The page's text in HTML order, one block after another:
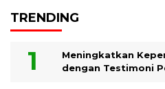
TRENDING
Meningkatkan
dengan Testimoni